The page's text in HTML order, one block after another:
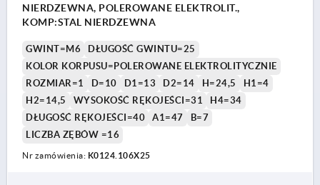
NIERDZEWNA, POLEROWANE ELEKTROLIT.,
KOMP:STAL NIERDZEWNA
GWINT=M6
DŁUGOŚĆ GWINTU=25
KOLOR KORPUSU=POLEROWANE ELEKTROLITYCZNIE
ROZMIAR=1
D=10 D1=13 D2=14 H=24,5
H1=4
H2=14,5
WYSOKOŚĆ RĘKOJEŚCI=31
H4=34
DŁUGOŚĆ RĘKOJEŚCI=40
A1=47
B=7
LICZBA ZĘBÓW =16
Nr zamówienia: K0124.106X25